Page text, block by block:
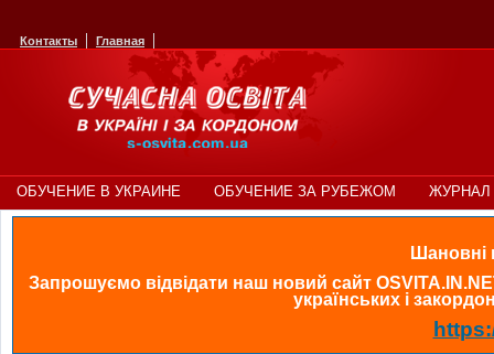
Контакты Главная
ОБУЧЕНИЕ В УКРАИНЕ ОБУЧЕНИЕ ЗА РУБЕЖОМ ЖУРНАЛ
Шановні
Запрошуємо відвідати наш новий сайт
українських і